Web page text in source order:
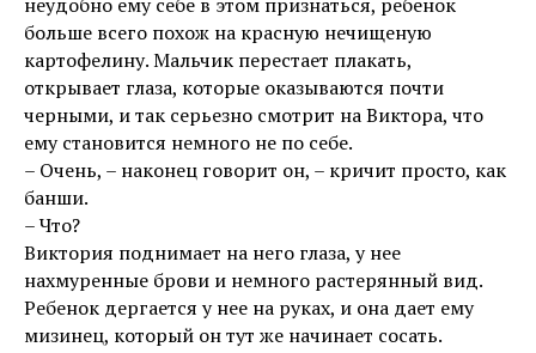
больше всего похож на красную нечищеную
картофелину. Мальчик перестает плакать,
открывает глаза, которые оказываются почти
черными, и так серьезно смотрит на Виктора, что
ему становится немного не по себе.
– Очень, – наконец говорит он, – кричит просто, как
банши.
– Что?
Виктория поднимает на него глаза, у нее
нахмуренные брови и немного растерянный вид.
Ребенок дергается у нее на руках, и она дает ему
мизинец, который он тут же начинает сосать.